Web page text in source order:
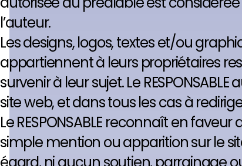
l’auteur.
Les designs, logos, textes et/ou
appartiennent à leurs propriétaires
survenir à leur sujet. Le
site web, et dans tous les cas à
Le RESPONSABLE reconnaît en
simple mention ou apparition sur le